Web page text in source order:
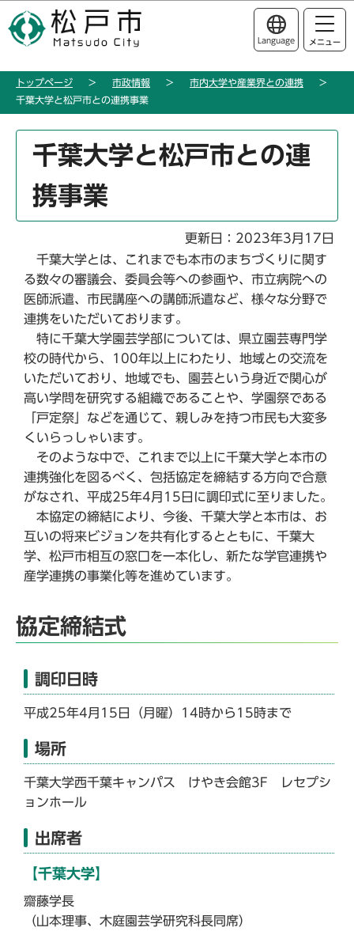
の
ー
このページの本文へ移動
Language メニュー
トップページ 市政情報
市内大学や産業界との連携
千葉大学と松戸市との連携事業
か
千葉大学と松戸市との連
携事業
更新日：2023年3月17日
千葉大学とは、これまでも本市のまちづくりに関す
る数々の審議会、委員会等への参画や、市立病院への
医師派遣、市民講座への講師派遣など、様々な分野で
連携をいただいております。
特に千葉大学園芸学部については、県立園芸専門学
校の時代から、100年以上にわたり、地域との交流を
いただいており、地域でも、園芸という身近で関心が
高い学問を研究する組織であることや、学園祭である
「戸定祭」などを通じて、親しみを持つ市民も大変多
くいらっしゃいます。
そのような中で、これまで以上に千葉大学と本市の
連携強化を図るべく、包括協定を締結する方向で合意
がなされ、平成25年4月15日に調印式に至りました。
本協定の締結により、今後、千葉大学と本市は、お
互いの将来ビジョンを共有化するとともに、千葉大
学、松戸市相互の窓口を一本化し、新たな学官連携や
産学連携の事業化等を進めています。
協定締結式
調印日時
平成25年4月15日（月曜）14時から15時まで
場所
千葉大学西千葉キャンパス けやき会館3F レセプシ
ョンホール
出席者
【千葉大学】
齋藤学長
（山本理事、木庭園芸学研究科長同席）